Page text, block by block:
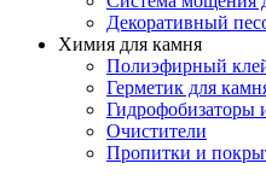
Декоративный
Химия для камня
Полиэфирный
Герметик для
Гидрофобизаторы
Очистители
Пропитки и